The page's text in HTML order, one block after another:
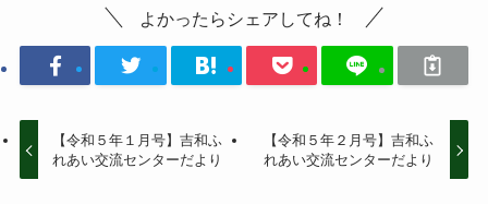
よかったらシェアしてね！
【令和５年１月号】吉和ふ
れあい交流センターだより
【令和５年２月号】吉和ふ
れあい交流センターだより